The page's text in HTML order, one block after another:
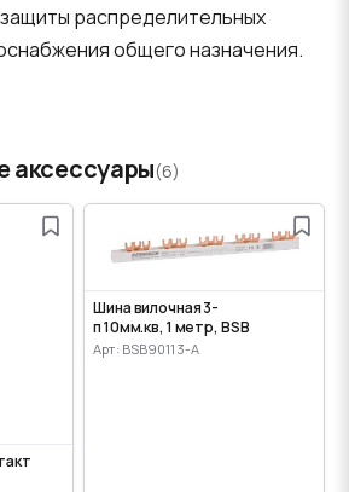
распределительных
общего назначения.
аксессуары(6)
Шина вилочная 3-
п 10мм.кв, 1 метр, BSB
Арт: BSB90113-A